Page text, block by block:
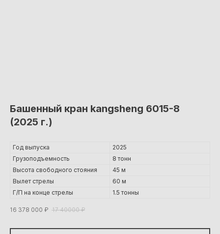
Башенный кран kangsheng 6015-8
(2025 г.)
Год выпуска
2025
Грузоподъемность
8 тонн
Высота свободного стояния
45 м
Вылет стрелы
60 м
Г/П на конце стрелы
1.5 тонны
16 378 000 ₽ 17 40000 ₽